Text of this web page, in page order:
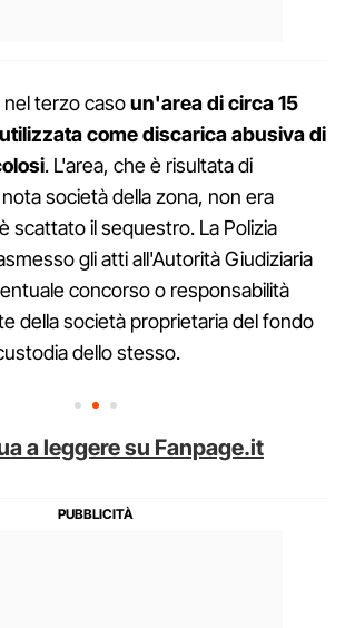
terzo casoun'area di circa 15
come discarica abusiva di
. L'area, che è risultata di
società della zona, non era
scattato il sequestro. La Polizia
gli atti all'Autorità Giudiziaria
concorso o responsabilità
della società proprietaria del fondo
dello stesso.
a leggere su Fanpage.it